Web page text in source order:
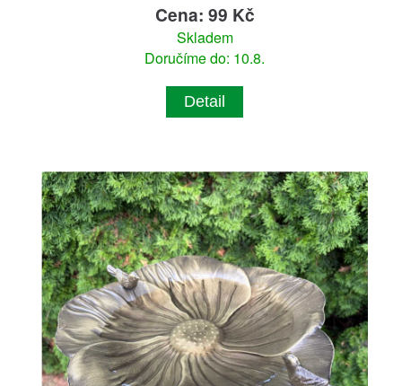
Cena: 99 Kč
Skladem
Doručíme do: 10.8.
Detail